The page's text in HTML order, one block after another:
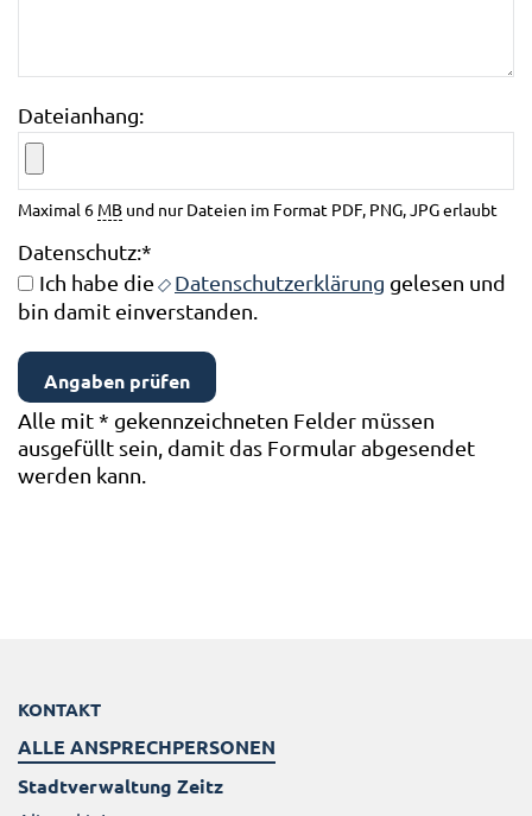
Dateianhang:
Maximal 6 MB und nur Dateien im Format PDF, PNG, JPG erlaubt
Datenschutz:*
Ich habe die
Datenschutzerklärung gelesen und
bin damit einverstanden.
Alle mit* gekennzeichneten Felder müssen
ausgefüllt sein, damit das Formular abgesendet
werden kann.
KONTAKT
ALLE ANSPRECHPERSONEN
Stadtverwaltung Zeitz